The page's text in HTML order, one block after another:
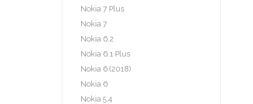
Nokia 7 Plus
Nokia 7
Nokia 6.2
Nokia 6.1 Plus
Nokia 6 (2018)
Nokia 6
Nokia 5.4